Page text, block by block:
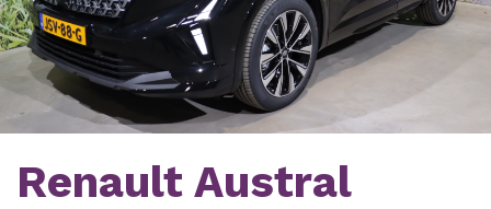
Renault Austral